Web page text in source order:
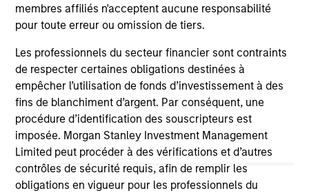
membres affiliés n'acceptent aucune responsabilité
pour toute erreur ou omission de tiers.
Les professionnels du secteur financier sont contraints
de respecter certaines obligations destinées à
empêcher l’utilisation de fonds d’investissement à des
fins de blanchiment d’argent. Par conséquent, une
procédure d’identification des souscripteurs est
imposée. Morgan Stanley Investment Management
Limited peut procéder à des vérifications et d’autres
contrôles de sécurité requis, afin de remplir les
obligations en vigueur pour les professionnels du
TALES FROM THE EMERGING WORLD
Terms of Trade: The Quiet Tailwind
Behind Emerging Market’s Comeback